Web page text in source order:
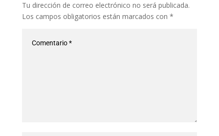
Tu dirección de correo electrónico no será publicada.
Los campos obligatorios están marcados con *